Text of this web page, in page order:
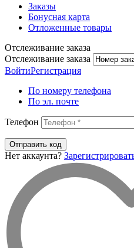
Заказы
Бонусная карта
Отложенные товары
Отслеживание заказа
Отслеживание заказа
ВойтиРегистрация
По номеру телефона
По эл. почте
Телефон
Отправить код
Нет аккаунта?